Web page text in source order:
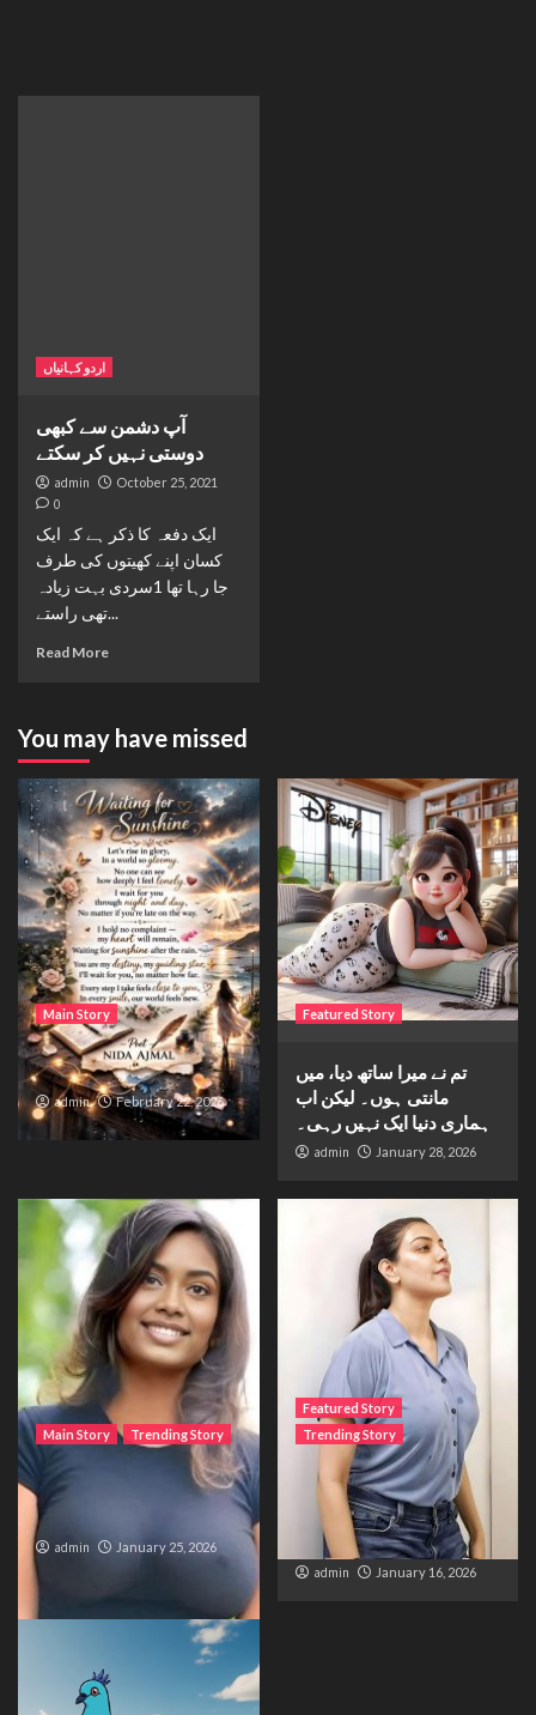
اردو کہانیاں
آپ دشمن سے کبھی
دوستی نہیں کر سکتے
admin October 25, 2021
0
ایک دفعہ کا ذکر ہے کہ ایک
کسان اپنے کھیتوں کی طرف
جا رہا تھا 1سردی بہت زیادہ
تھی راستے...
Read More
You may have missed
Main Story
Waiting for sunshine
admin February 22, 2026
Featured Story
تم نے میرا ساتھ دیا، میں
مانتی ہوں۔ لیکن اب
ہماری دنیا ایک نہیں رہی۔
admin January 28, 2026
Main Story Trending Story
The Bride from the
Accident
admin January 25, 2026
Featured Story
Trending Story
The Silent Wait – A Life
Trapped Between
Distance and Duty
admin January 16, 2026